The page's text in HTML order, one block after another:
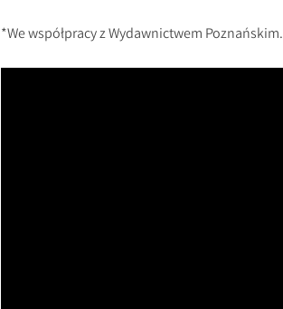
*We współpracy z Wydawnictwem Poznańskim.